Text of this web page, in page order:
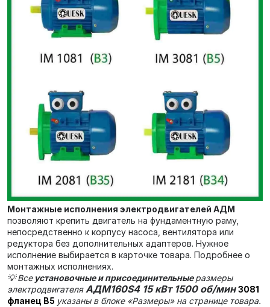
Монтажные исполнения электродвигателей АДМ
позволяют крепить двигатель на фундаментную раму,
непосредственно к корпусу насоса, вентилятора или
редуктора без дополнительных адаптеров. Нужное
исполнение выбирается в карточке товара. Подробнее о
монтажных исполнениях.
💡 Всеустановочные и присоединительныеразмеры
электродвигателяАДМ160S4 15 кВт 1500 об/мин3081
фланец В5 указаны в блоке «Размеры» на странице товара.